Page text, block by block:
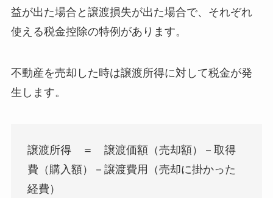
益が出た場合と譲渡損失が出た場合で、それぞれ
使える税金控除の特例があります。
不動産を売却した時は譲渡所得に対して税金が発
生します。
譲渡所得 ＝ 譲渡価額（売却額）－取得
費（購入額）－譲渡費用（売却に掛かった
経費）